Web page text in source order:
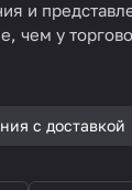
и
у
с доставкой